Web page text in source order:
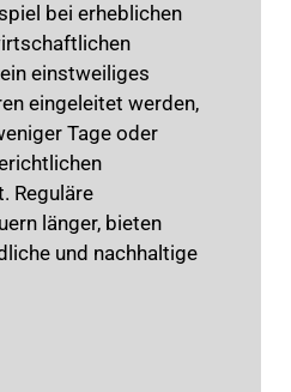
bei erheblichen
einstweiliges
eingeleitet werden,
Tage oder
Reguläre
länger, bieten
und nachhaltige